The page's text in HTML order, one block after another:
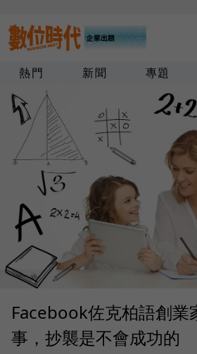
熱門 新聞 專題
Facebook佐克柏語創業
事，抄襲是不會成功的